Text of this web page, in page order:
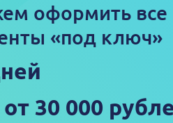
оформить все
«под ключ»
30 000